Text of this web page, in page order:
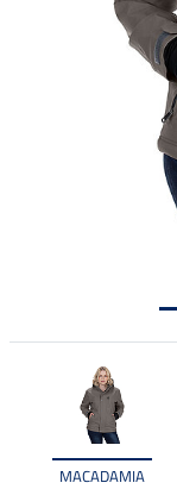
MACADAMIA